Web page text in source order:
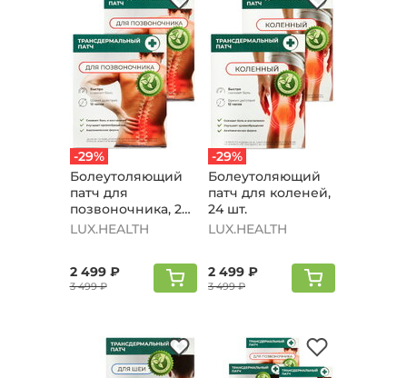
-29%
Болеутоляющий
патч для
позвоночника, 24
шт.
LUX.HEALTH
2 499 ₽
3 499 ₽
-29%
Болеутоляющий
патч для коленей,
24 шт.
LUX.HEALTH
2 499 ₽
3 499 ₽